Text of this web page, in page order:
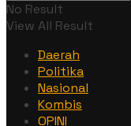
No Result
View All Result
Daerah
Politika
Nasional
Kombis
OPINI